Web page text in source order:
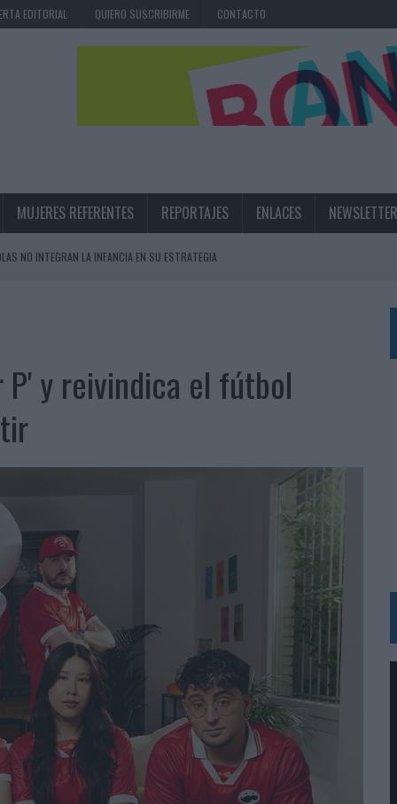
EDITORIAL QUIERO SUSCRIBIRME CONTACTO
MUJERES REFERENTES REPORTAJES ENLACES NEWSLETTER
NO INTEGRAN LA INFANCIA EN SU ESTRATEGIA
COMERCIAL GLOBAL
INSPIRADA EN CORNETTO, CALIPPO Y SOLERO
GESTIÓN DE SUS RELACIONES CON LOS MEDIOS
EN SU ÚLTIMA CAMPAÑA INTERNACIONAL
MARCA A LARGO PLAZO Y LA MEDICIÓN SON DOS CARAS DE LA MISMA
HOTELS & RESORTS
DE INUSUALY PARA CERVEZA CAPAZ
ORANGE
OPORTUNIDAD DE INCLUSIÓN
EN SU NUEVA CAMPAÑA GLOBAL DE MARCA
y reivindica el fútbol